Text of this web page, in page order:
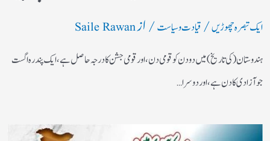
ایک تبصرہ چھوڑیں/قیادت وسیاست/ ازSaile Rawan
ہندوستان (کی تاریخ) میں دو دن کو قومی دن، اور قومی جشن کا درجہ حاصل ہے،ایک پندرہ اگست
جو آزادی کا دن ہے، اور دوسرا…